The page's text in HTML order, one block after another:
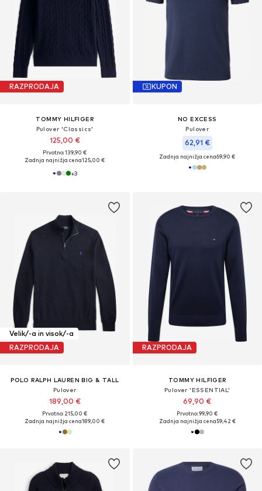
RAZPRODAJA
TOMMY HILFIGER
Pulover 'Classics'
125,00 €
Prvotno: 139,90 €
Zadnja najnižja cena125,00 €
+3
KUPON
NO EXCESS
Pulover
62,91 €
Zadnja najnižja cena69,90 €
Velik/-a in visok/-a
RAZPRODAJA
POLO RALPH LAUREN BIG & TALL
Pulover
189,00 €
Prvotno: 215,00 €
Zadnja najnižja cena189,00 €
RAZPRODAJA
TOMMY HILFIGER
Pulover 'ESSENTIAL'
69,90 €
Prvotno: 99,90 €
Zadnja najnižja cena59,42 €